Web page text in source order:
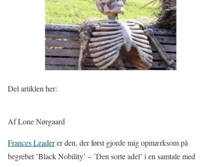
Del artiklen her:
Af Lone Nørgaard
Frances Leaderer den, der først gjorde mig opmærksom på
begrebet ’Black Nobility’ – ’Den sorte adel’ i en samtale med